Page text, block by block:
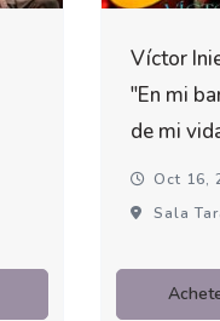
Víctor
"En mi
de mi
Oct 16,
Sala